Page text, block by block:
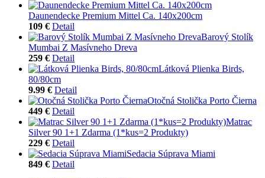
Daunendecke Premium Mittel Ca. 140x200cm
109 € Detail
Barový Stolík
Mumbai Z Masívneho Dreva
259 € Detail
Látková Plienka Birds,
80/80cm
9.99 € Detail
Otočná Stolička Porto Čierna
449 € Detail
Matrac
Silver 90 1+1 Zdarma (1*kus=2 Produkty)
229 € Detail
Sedacia Súprava Miami
849 € Detail